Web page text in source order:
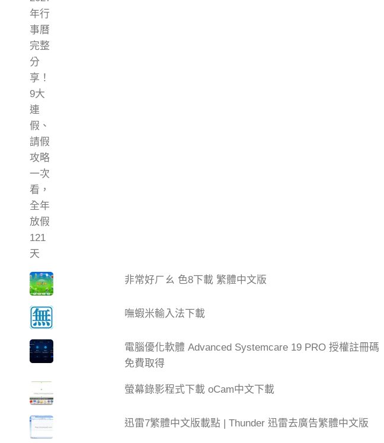
非常好ㄏㄠ 色8下載 繁體中文版
嘸蝦米輸入法下載
電腦優化軟體 Advanced Systemcare 19 PRO 授權註冊碼
免費取得
螢幕錄影程式下載 oCam中文下載
迅雷7繁體中文版載點 | Thunder 迅雷去廣告繁體中文版